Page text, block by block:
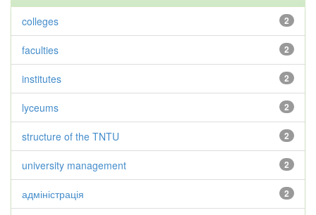
2
colleges
2
faculties
2
institutes
2
lyceums
2
structure of the TNTU
2
university management
2
адміністрація